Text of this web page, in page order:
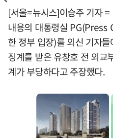
[서울=뉴시스]이승주 기자
내용의 대통령실
한 정부 입장)를 외신 기자
징계를 받은 유창호 전 외교
계가 부당하다고 주장했다.